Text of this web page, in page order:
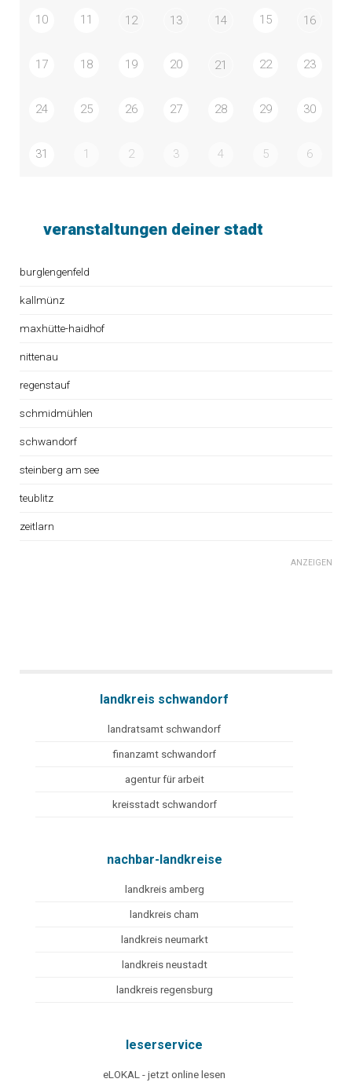
10 11 12 13 14 15 16
17 18 19 20 21 22 23
24 25 26 27 28 29 30
31 1 2 3 4 5 6
veranstaltungen deiner stadt
burglengenfeld
kallmünz
maxhütte-haidhof
nittenau
regenstauf
schmidmühlen
schwandorf
steinberg am see
teublitz
zeitlarn
ANZEIGEN
landkreis schwandorf
landratsamt schwandorf
finanzamt schwandorf
agentur für arbeit
kreisstadt schwandorf
nachbar-landkreise
landkreis amberg
landkreis cham
landkreis neumarkt
landkreis neustadt
landkreis regensburg
leserservice
eLOKAL - jetzt online lesen